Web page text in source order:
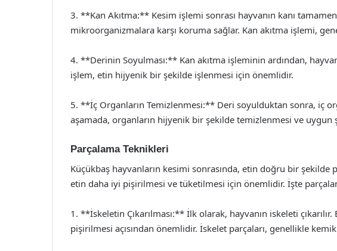
3. **Kan Akıtma:** Kesim işlemi sonrası hayvanın kanı
mikroorganizmalara karşı koruma sağlar. Kan akıtma işlemi,
4. **Derinin Soyulması:** Kan akıtma işleminin ardından,
işlem, etin hijyenik bir şekilde işlenmesi için önemlidir.
5. **İç Organların Temizlenmesi:** Deri soyulduktan sonra, iç
aşamada, organların hijyenik bir şekilde temizlenmesi ve uygun
Parçalama Teknikleri
Küçükbaş hayvanların kesimi sonrasında, etin doğru bir şekilde
etin daha iyi pişirilmesi ve tüketilmesi için önemlidir. İşte
1. **İskeletin Çıkarılması:** İlk olarak, hayvanın iskeleti
pişirilmesi açısından önemlidir. İskelet parçaları, genellikle